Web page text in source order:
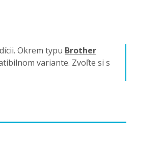
Okrem typu Brother
variante. Zvoľte si s